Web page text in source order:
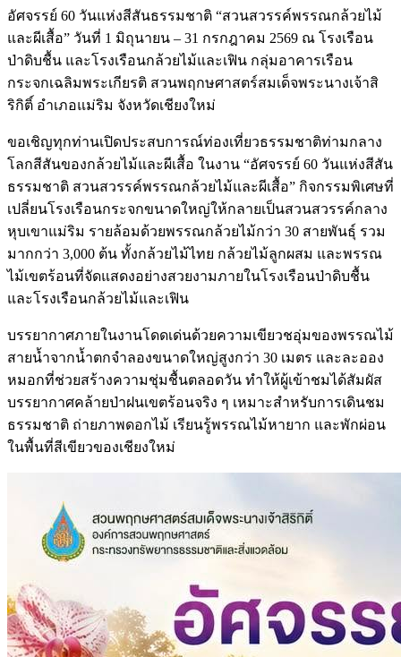
อัศจรรย์ 60 วันแห่งสีสันธรรมชาติ “สวนสวรรค์พรรณกล้วยไม้
และผีเสื้อ” วันที่ 1 มิถุนายน – 31 กรกฎาคม 2569 ณ โรงเรือน
ป่าดิบชื้น และโรงเรือนกล้วยไม้และเฟิน กลุ่มอาคารเรือน
กระจกเฉลิมพระเกียรติ สวนพฤกษศาสตร์สมเด็จพระนางเจ้าสิ
ริกิติ์ อำเภอแม่ริม จังหวัดเชียงใหม่
ขอเชิญทุกท่านเปิดประสบการณ์ท่องเที่ยวธรรมชาติท่ามกลาง
โลกสีสันของกล้วยไม้และผีเสื้อ ในงาน “อัศจรรย์ 60 วันแห่งสีสัน
ธรรมชาติ สวนสวรรค์พรรณกล้วยไม้และผีเสื้อ” กิจกรรมพิเศษที่
เปลี่ยนโรงเรือนกระจกขนาดใหญ่ให้กลายเป็นสวนสวรรค์กลาง
หุบเขาแม่ริม รายล้อมด้วยพรรณกล้วยไม้กว่า 30 สายพันธุ์ รวม
มากกว่า 3,000 ต้น ทั้งกล้วยไม้ไทย กล้วยไม้ลูกผสม และพรรณ
ไม้เขตร้อนที่จัดแสดงอย่างสวยงามภายในโรงเรือนป่าดิบชื้น
และโรงเรือนกล้วยไม้และเฟิน
บรรยากาศภายในงานโดดเด่นด้วยความเขียวชอุ่มของพรรณไม้
สายน้ำจากน้ำตกจำลองขนาดใหญ่สูงกว่า 30 เมตร และละออง
หมอกที่ช่วยสร้างความชุ่มชื้นตลอดวัน ทำให้ผู้เข้าชมได้สัมผัส
บรรยากาศคล้ายป่าฝนเขตร้อนจริง ๆ เหมาะสำหรับการเดินชม
ธรรมชาติ ถ่ายภาพดอกไม้ เรียนรู้พรรณไม้หายาก และพักผ่อน
ในพื้นที่สีเขียวของเชียงใหม่